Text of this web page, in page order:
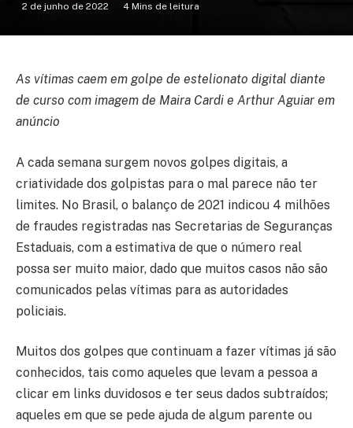
2 de junho de 2022 4 Mins de leitura
As vítimas caem em golpe de estelionato digital diante
de curso com imagem de Maira Cardi e Arthur Aguiar em
anúncio
A cada semana surgem novos golpes digitais, a
criatividade dos golpistas para o mal parece não ter
limites. No Brasil, o balanço de 2021 indicou 4 milhões
de fraudes registradas nas Secretarias de Seguranças
Estaduais, com a estimativa de que o número real
possa ser muito maior, dado que muitos casos não são
comunicados pelas vítimas para as autoridades
policiais.
Muitos dos golpes que continuam a fazer vítimas já são
conhecidos, tais como aqueles que levam a pessoa a
clicar em links duvidosos e ter seus dados subtraídos;
aqueles em que se pede ajuda de algum parente ou